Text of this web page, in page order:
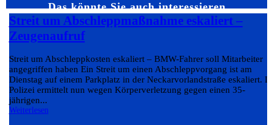
Das könnte Sie auch interessieren…
Streit um Abschleppmaßnahme eskaliert –
Zeugenaufruf
Streit um Abschleppkosten eskaliert – BMW-Fahrer soll Mitarbeiter
angegriffen haben Ein Streit um einen Abschleppvorgang ist am
Dienstag auf einem Parkplatz in der Neckarvorlandstraße eskaliert.
Polizei ermittelt nun wegen Körperverletzung gegen einen 35-
jährigen...
Weiterlesen